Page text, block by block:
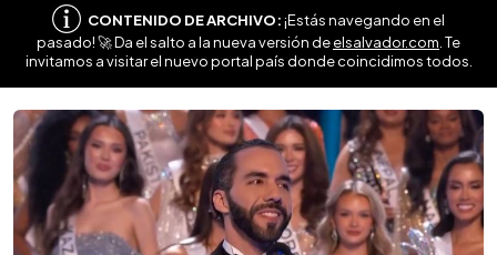
CONTENIDO DE ARCHIVO:¡Estás navegando en el
pasado! 🚀 Da el salto a la nueva versión deelsalvador.com . Te
invitamos a visitar el nuevo portal país donde coincidimos todos.